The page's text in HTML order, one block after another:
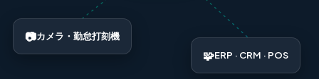
📷カメラ・勤怠打刻機
🧩ERP · CRM · POS